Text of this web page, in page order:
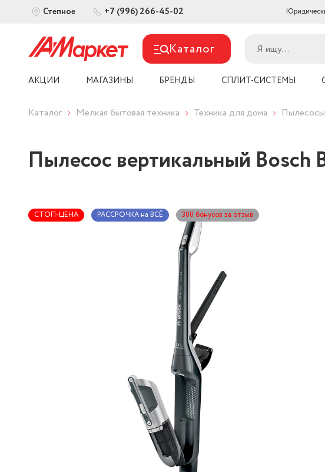
Степное +7 (996) 266-45-02
Каталог
АКЦИИ МАГАЗИНЫ БРЕНДЫ СПЛИТ-СИСТЕМЫ
Каталог Мелкая бытовая техника Техника для дома
Пылесос вертикальный Bosch
СТОП-ЦЕНА РАССРОЧКА на ВСЁ 300 бонусов за отзыв